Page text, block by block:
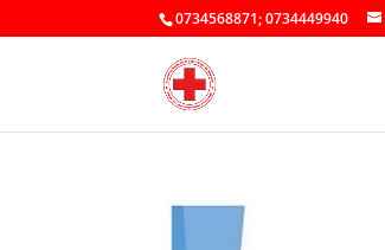
0734568871; 0734449940